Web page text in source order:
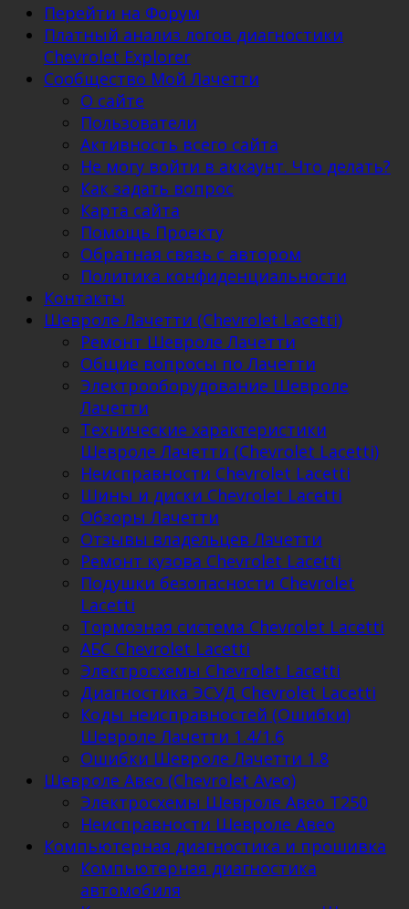
Перейти на Форум
Платный анализ логов диагностики
Chevrolet Explorer
Сообщество Мой Лачетти
О сайте
Пользователи
Активность всего сайта
Не могу войти в аккаунт. Что делать?
Как задать вопрос
Карта сайта
Помощь Проекту
Обратная связь с автором
Политика конфиденциальности
Контакты
Шевроле Лачетти (Chevrolet Lacetti)
Ремонт Шевроле Лачетти
Общие вопросы по Лачетти
Электрооборудование Шевроле
Лачетти
Технические характеристики
Шевроле Лачетти (Chevrolet Lacetti)
Неисправности Chevrolet Lacetti
Шины и диски Chevrolet Lacetti
Обзоры Лачетти
Отзывы владельцев Лачетти
Ремонт кузова Chevrolet Lacetti
Подушки безопасности Chevrolet
Lacetti
Тормозная система Chevrolet Lacetti
АБС Chevrolet Lacetti
Электросхемы Chevrolet Lacetti
Диагностика ЭСУД Chevrolet Lacetti
Коды неисправностей (Ошибки)
Шевроле Лачетти 1.4/1.6
Ошибки Шевроле Лачетти 1.8
Шевроле Авео (Chevrolet Aveo)
Электросхемы Шевроле Авео Т250
Неисправности Шевроле Авео
Компьютерная диагностика и прошивка
Компьютерная диагностика
автомобиля